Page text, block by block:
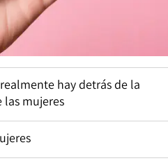
hay detrás de la
las mujeres